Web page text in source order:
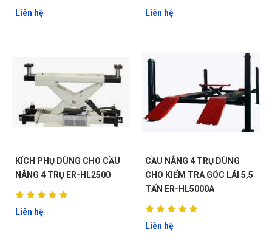
Liên hệ Liên hệ
KÍCH PHỤ DÙNG CHO CẦU
NÂNG 4 TRỤ ER-HL2500
Liên hệ
CẦU NÂNG 4 TRỤ DÙNG
CHO KIỂM TRA GÓC LÁI 5,5
TẤN ER-HL5000A
Liên hệ